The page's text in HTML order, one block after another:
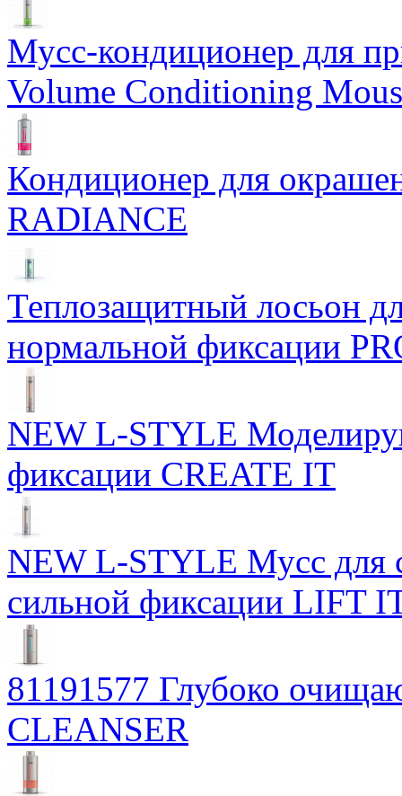
Мусс-кондиционер для
Volume Conditioning
Кондиционер для
RADIANCE
Теплозащитный лосьон
нормальной фиксации
NEW L-STYLE
фиксации CREATE IT
NEW L-STYLE Мусс для
сильной фиксации LIFT
81191577 Глубоко
CLEANSER